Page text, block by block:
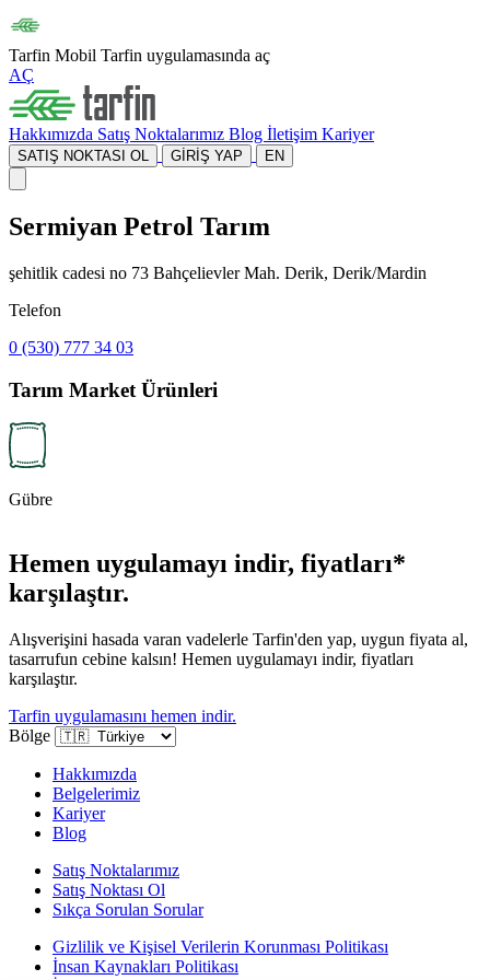
Tarfin Mobil Tarfin uygulamasında aç
AÇ
Hakkımızda Satış Noktalarımız Blog İletişim Kariyer
SATIŞ NOKTASI OL GİRİŞ YAP EN
Sermiyan Petrol Tarım
şehitlik cadesi no 73 Bahçelievler Mah. Derik, Derik/Mardin
Telefon
0 (530) 777 34 03
Tarım Market Ürünleri
Gübre
Hemen uygulamayı indir, fiyatları*
karşılaştır.
Alışverişini hasada varan vadelerle Tarfin'den yap, uygun fiyata al,
tasarrufun cebine kalsın! Hemen uygulamayı indir, fiyatları
karşılaştır.
Tarfin uygulamasını hemen indir.
Bölge
Hakkımızda
Belgelerimiz
Kariyer
Blog
Satış Noktalarımız
Satış Noktası Ol
Sıkça Sorulan Sorular
Gizlilik ve Kişisel Verilerin Korunması Politikası
İnsan Kaynakları Politikası